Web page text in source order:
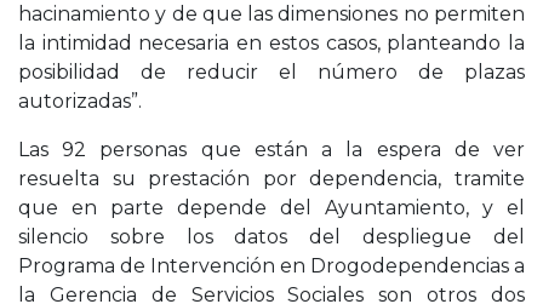
hacinamiento y de que las dimensiones no permiten
la intimidad necesaria en estos casos, planteando la
posibilidad de reducir el número de plazas
autorizadas”.
Las 92 personas que están a la espera de ver
resuelta su prestación por dependencia, tramite
que en parte depende del Ayuntamiento, y el
silencio sobre los datos del despliegue del
Programa de Intervención en Drogodependencias a
la Gerencia de Servicios Sociales son otros dos